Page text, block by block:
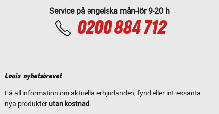
Service på engelska mån-lör 9-20 h
0200 884 712
Louis-nyhetsbrevet
Få all information om aktuella erbjudanden, fynd eller intressanta
nya produkter utan kostnad.